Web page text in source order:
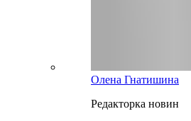
Олена Гнатишина
Редакторка новин